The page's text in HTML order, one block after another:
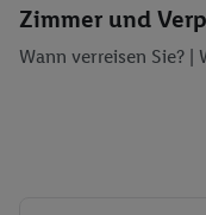
Zimmer und
Wann verreisen Sie? |